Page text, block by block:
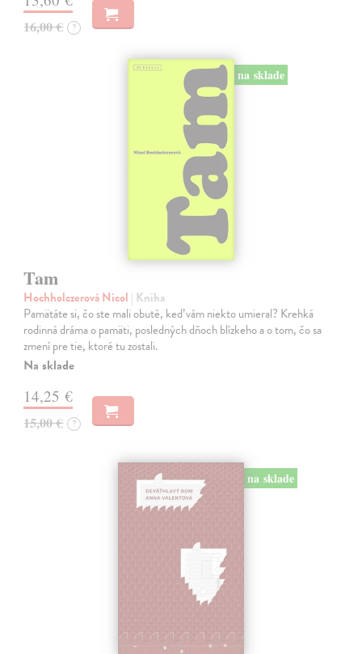
16,00 € ?
na sklade
Tam
Hochholczerová Nicol | Kniha
Pamätáte si, čo ste mali obuté, keď vám niekto umieral? Krehká
rodinná dráma o pamäti, posledných dňoch blízkeho a o tom, čo sa
zmení pre tie, ktoré tu zostali.
Na sklade
14,25 €
15,00 € ?
na sklade